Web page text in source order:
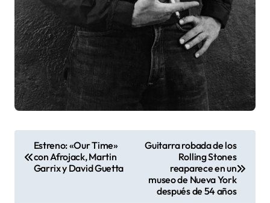
a
Estreno: «Our Time»
con Afrojack, Martin
Garrix y David Guetta
Guitarra robada de los
Rolling Stones
reaparece en un
museo de Nueva York
después de 54 años